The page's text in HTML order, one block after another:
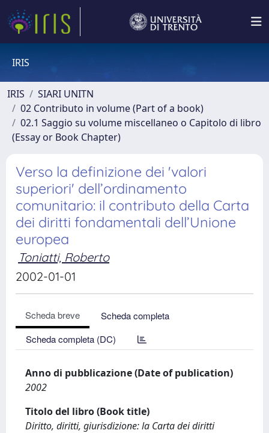
IRIS
IRIS
SIARI UNITN
02 Contributo in volume (Part of a book)
02.1 Saggio su volume miscellaneo o Capitolo di libro
(Essay or Book Chapter)
Verso la definizione dei 'valori
superiori' dell’ordinamento
comunitario: il contributo della Carta
dei diritti fondamentali dell’Unione
europea
Toniatti, Roberto
2002-01-01
Scheda breve
Scheda completa
Scheda completa (DC)
Anno di pubblicazione (Date of publication)
2002
Titolo del libro (Book title)
Diritto, diritti, giurisdizione: la Carta dei diritti